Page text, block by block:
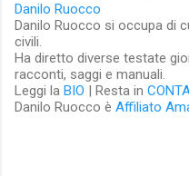
Danilo Ruocco
Danilo Ruocco si occupa di
civili.
Ha diretto diverse testate
racconti, saggi e manuali.
Leggi la BIO | Resta in
Danilo Ruocco è Affiliato